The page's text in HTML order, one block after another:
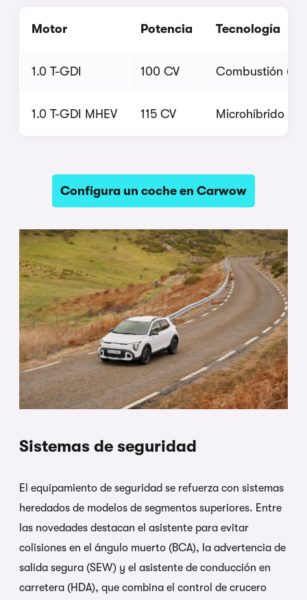
Motor Potencia Tecnología
1.0 T-GDI 100 CV Combustión
1.0 T-GDI MHEV 115 CV Microhíbrido
Configura un coche en Carwow
Sistemas de seguridad
El equipamiento de seguridad se refuerza con sistemas
heredados de modelos de segmentos superiores. Entre
las novedades destacan el asistente para evitar
colisiones en el ángulo muerto (BCA), la advertencia de
salida segura (SEW) y el asistente de conducción en
carretera (HDA), que combina el control de crucero